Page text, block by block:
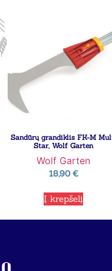
Sandūrų grandiklis FK-M
Star, Wolf Garten
Wolf Garten
18,90€
Į krepšelį